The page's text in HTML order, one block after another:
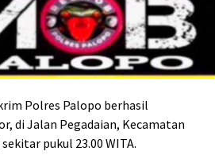
Polres Palopo berhasil
di Jalan Pegadaian, Kecamatan
pukul 23.00 WITA.